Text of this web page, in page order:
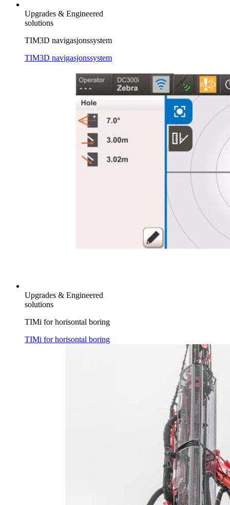
Upgrades & Engineered
solutions
TIM3D navigasjonssystem
TIM3D navigasjonssystem
Upgrades & Engineered
solutions
TIMi for horisontal boring
TIMi for horisontal boring